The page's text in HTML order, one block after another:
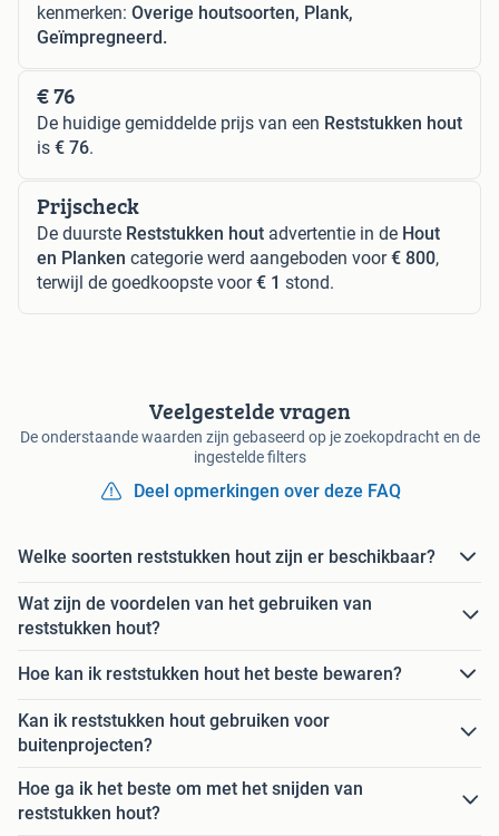
kenmerken: Overige houtsoorten, Plank,
Geïmpregneerd.
€ 76
De huidige gemiddelde prijs van een Reststukken hout
is € 76.
Prijscheck
De duurste Reststukken hout advertentie in de Hout
en Planken categorie werd aangeboden voor€ 800,
terwijl de goedkoopste voor€ 1 stond.
Veelgestelde vragen
De onderstaande waarden zijn gebaseerd op je zoekopdracht en de
ingestelde filters
Deel opmerkingen over deze FAQ
Welke soorten reststukken hout zijn er beschikbaar?
Wat zijn de voordelen van het gebruiken van
reststukken hout?
Hoe kan ik reststukken hout het beste bewaren?
Kan ik reststukken hout gebruiken voor
buitenprojecten?
Hoe ga ik het beste om met het snijden van
reststukken hout?